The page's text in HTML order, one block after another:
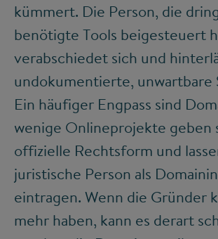
kümmert. Die Person, die
benötigte Tools beigesteuert
verabschiedet sich und
undokumentierte, unwartbare
Ein häufiger Engpass sind
wenige Onlineprojekte geben
offizielle Rechtsform und
juristische Person als
eintragen. Wenn die Gründer
mehr haben, kann es derart